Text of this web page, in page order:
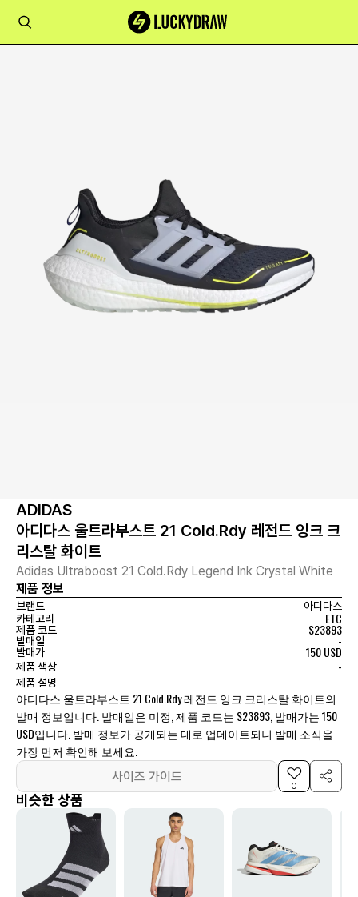
ADIDAS
아디다스 울트라부스트 21 Cold.Rdy 레전드 잉크 크
리스탈 화이트
Adidas Ultraboost 21 Cold.Rdy Legend Ink Crystal White
제품 정보
브랜드
아디다스
카테고리
ETC
제품 코드 S23893
발매일 -
발매가 150 USD
제품 색상 -
제품 설명
아디다스 울트라부스트 21 Cold.Rdy 레전드 잉크 크리스탈 화이트의
발매 정보입니다. 발매일은 미정, 제품 코드는 S23893, 발매가는 150
USD입니다. 발매 정보가 공개되는 대로 업데이트되니 발매 소식을
가장 먼저 확인해 보세요.
사이즈 가이드
0
비슷한 상품